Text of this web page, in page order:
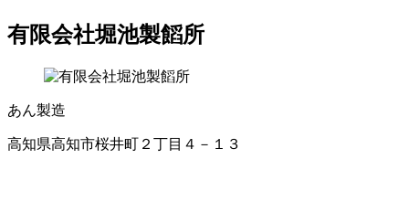
有限会社堀池製饀所
あん製造
高知県高知市桜井町２丁目４－１３